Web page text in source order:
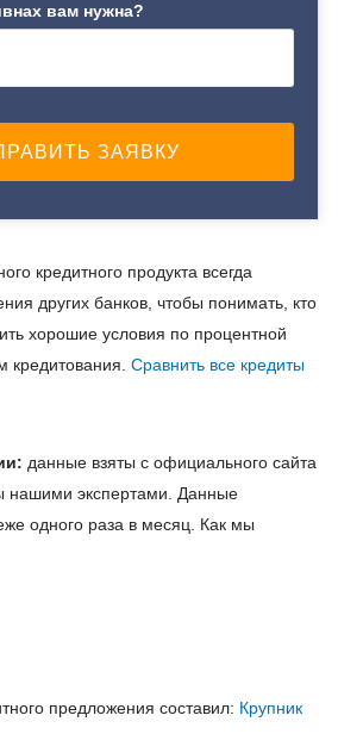
вам нужна?
кредитного продукта всегда
других банков, чтобы понимать, кто
хорошие условия по процентной
кредитования. Сравнить все кредиты
данные взяты с официального сайта
нашими экспертами. Данные
одного раза в месяц. Как мы
предложения составил: Крупник